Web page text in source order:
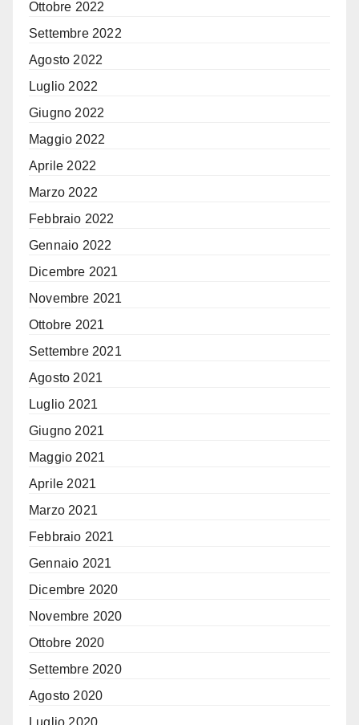
Ottobre 2022
Settembre 2022
Agosto 2022
Luglio 2022
Giugno 2022
Maggio 2022
Aprile 2022
Marzo 2022
Febbraio 2022
Gennaio 2022
Dicembre 2021
Novembre 2021
Ottobre 2021
Settembre 2021
Agosto 2021
Luglio 2021
Giugno 2021
Maggio 2021
Aprile 2021
Marzo 2021
Febbraio 2021
Gennaio 2021
Dicembre 2020
Novembre 2020
Ottobre 2020
Settembre 2020
Agosto 2020